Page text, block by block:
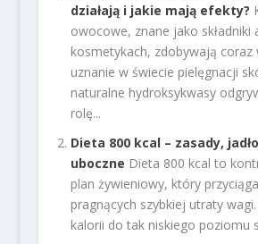
działają i jakie mają efekty?
owocowe, znane jako składniki
kosmetykach, zdobywają coraz
uznanie w świecie pielęgnacji
naturalne hydroksykwasy
rolę...
Dieta 800 kcal – zasady,
uboczne Dieta 800 kcal to
plan żywieniowy, który
pragnących szybkiej utraty
kalorii do tak niskiego poziomu